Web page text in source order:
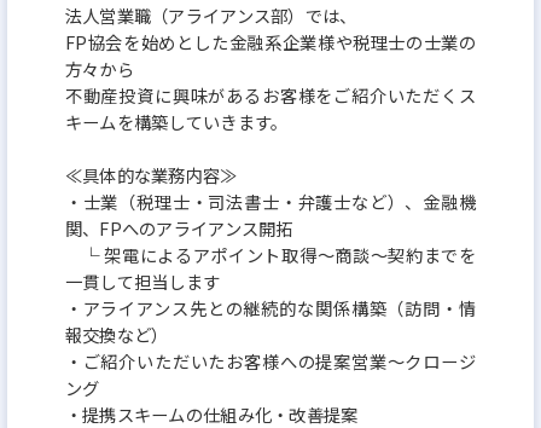
法人営業職（アライアンス部）では、
FP協会を始めとした金融系企業様や税理士の士業の
方々から
不動産投資に興味があるお客様をご紹介いただくス
キームを構築していきます。
≪具体的な業務内容≫
・士業（税理士・司法書士・弁護士など）、金融機
関、FPへのアライアンス開拓
└ 架電によるアポイント取得〜商談〜契約までを
一貫して担当します
・アライアンス先との継続的な関係構築（訪問・情
報交換など）
・ご紹介いただいたお客様への提案営業〜クロージ
ング
・提携スキームの仕組み化・改善提案